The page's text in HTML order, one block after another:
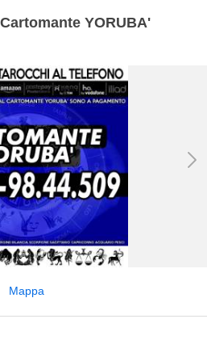
YORUBA'
Mappa